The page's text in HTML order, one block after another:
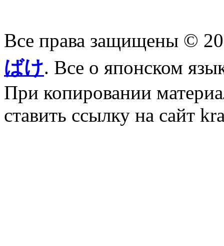
Все права защищены ©
ばけ. Все о японском
При копировании
ставить ссылку на сайт